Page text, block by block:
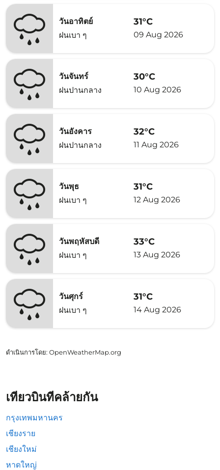
วันอาทิตย์
ฝนเบา ๆ
31°C
09 Aug 2026
วันจันทร์
ฝนปานกลาง
30°C
10 Aug 2026
วันอังคาร
ฝนปานกลาง
32°C
11 Aug 2026
วันพุธ
ฝนเบา ๆ
31°C
12 Aug 2026
วันพฤหัสบดี
ฝนเบา ๆ
33°C
13 Aug 2026
วันศุกร์
ฝนเบา ๆ
31°C
14 Aug 2026
ดำเนินการโดย: OpenWeatherMap.org
เที่ยวบินที่คล้ายกัน
กรุงเทพมหานคร
เชียงราย
เชียงใหม่
หาดใหญ่